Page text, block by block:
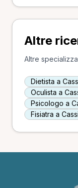
Altre
Altre
Dietista a
Oculista a
Psicologo a
Fisiatra a